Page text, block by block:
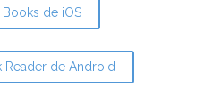
de iOS
Reader de Android